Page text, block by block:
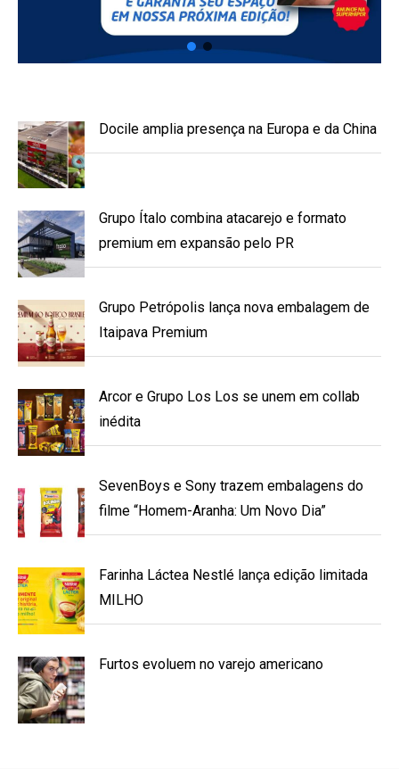
Docile amplia presença na Europa e da China
Grupo Ítalo combina atacarejo e formato
premium em expansão pelo PR
Grupo Petrópolis lança nova embalagem de
Itaipava Premium
Arcor e Grupo Los Los se unem em collab
inédita
SevenBoys e Sony trazem embalagens do
filme “Homem-Aranha: Um Novo Dia”
Farinha Láctea Nestlé lança edição limitada
MILHO
Furtos evoluem no varejo americano